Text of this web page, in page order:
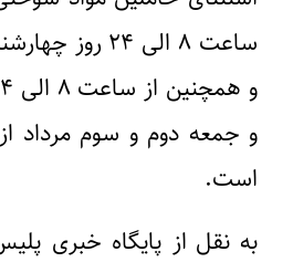
ساعت ۸ الی ۲۴
و جمعه دوم و سوم مرداد
است.
به نقل از پایگاه خبری